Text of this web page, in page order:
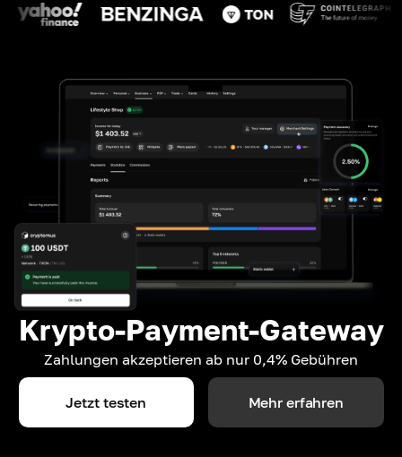
Krypto-Payment-Gateway
Zahlungen akzeptieren ab nur 0,4% Gebühren
Jetzt testen Mehr erfahren